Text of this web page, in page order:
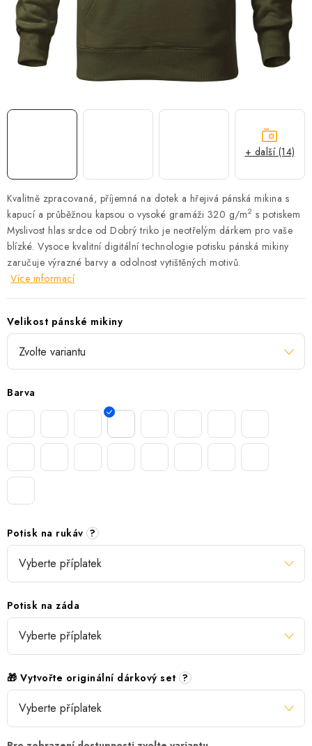
O nás Časté otázky
Obchodní podmínky
Zásady zpracování ochrany osobních údajů
Napište nám
Kvalitně zpracovaná, příjemná na dotek a hřejivá pánská mikina s
kapucí a průběžnou kapsou o vysoké gramáži 320 g/m2 s potiskem
Myslivost hlas srdce od Dobrý triko je neotřelým dárkem pro vaše
blízké. Vysoce kvalitní digitální technologie potisku pánská mikiny
zaručuje výrazné barvy a odolnost vytištěných motivů.
Více informací
Velikost pánské mikiny
Barva
Potisk na rukáv ?
Potisk na záda
🎁 Vytvořte originální dárkový set ?
+ další (14)